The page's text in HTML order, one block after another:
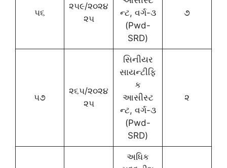
૫૬
૨૫૯/૨૦૨૪
૨૫
ન્ટ, વર્ગ-૩
(Pwd-
SRD)
૭
૫૭
૨૬૫/૨૦૨૪
૨૫
સિનીયર
સાયન્ટીફિ
ક
આસીસ્ટ
ન્ટ, વર્ગ-૩
(Pwd-
SRD)
૨
અધિક